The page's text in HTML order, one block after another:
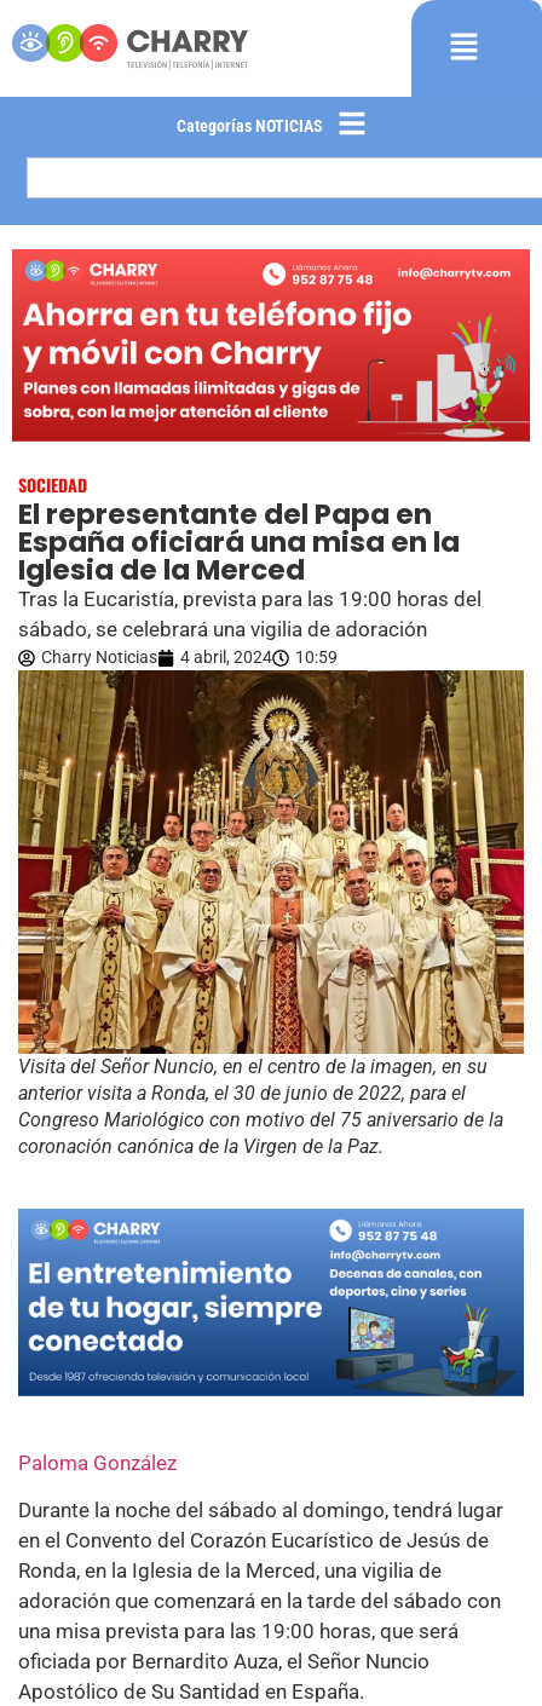
Categorías NOTICIAS
SOCIEDAD
El representante del Papa en
España oficiará una misa en la
Iglesia de la Merced
Tras la Eucaristía, prevista para las 19:00 horas del
sábado, se celebrará una vigilia de adoración
Charry Noticias 4 abril, 2024 10:59
Visita del Señor Nuncio, en el centro de la imagen, en su
anterior visita a Ronda, el 30 de junio de 2022, para el
Congreso Mariológico con motivo del 75 aniversario de la
coronación canónica de la Virgen de la Paz.
Paloma González
Durante la noche del sábado al domingo, tendrá lugar
en el Convento del Corazón Eucarístico de Jesús de
Ronda, en la Iglesia de la Merced, una vigilia de
adoración que comenzará en la tarde del sábado con
una misa prevista para las 19:00 horas, que será
oficiada por Bernardito Auza, el Señor Nuncio
Apostólico de Su Santidad en España.